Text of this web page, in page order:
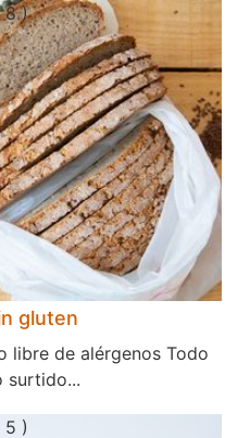
8 )
gluten
libre de alérgenos Todo
surtido...
5 )